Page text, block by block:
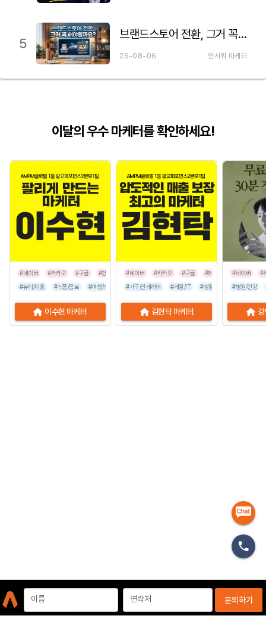
5
브랜드스토어 전환, 그거 꼭 해야할까요?
26-08-06 안서휘 마케터
이달의 우수 마케터를 확인하세요!
#네이버 #카카오 #구글
#인스타그램
#뷰티/미용
#식품/음료 #여행/숙박 #유통/쇼핑몰 #프랜차이즈 #음식점
이수현 마케터
#네이버 #카카오 #구글 #페이스북
#인스타그램
#가구/인테리어
#게임/IT #생활/리빙 #공공기관
김현탁 마케터
#네이버
#
#병원/건강
강
마케터
개인정보처리방침 이용약관 이메일무단수집거부
이름 연락처 문의하기